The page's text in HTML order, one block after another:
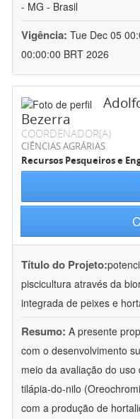
- MG - Brasil
Vigência: Tue Dec 05
00:00:00 BRT 2026
Bezerra
COORDENADOR(A)
CIÊNCIAS AGRÁRIAS
Recursos Pesqueiros e
Título do Projeto:
piscicultura através da
integrada de peixes e
Resumo: A presente
com o desenvolvimento
meio da avaliação do
tilápia-do-nilo
com a produção de